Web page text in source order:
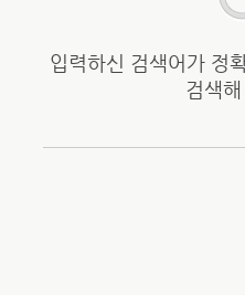
입력하신 검색어가 정
검색해